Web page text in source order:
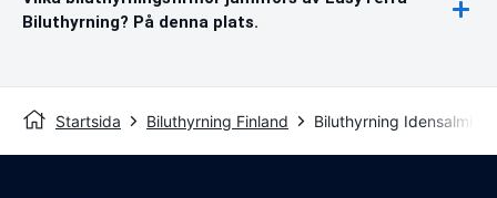
Biluthyrning? På denna plats.
Startsida Biluthyrning Finland Biluthyrning Idensalmi